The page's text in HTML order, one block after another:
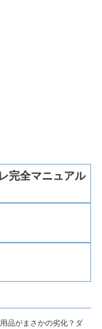
完全マニュアル
品がまさかの劣化？ダ